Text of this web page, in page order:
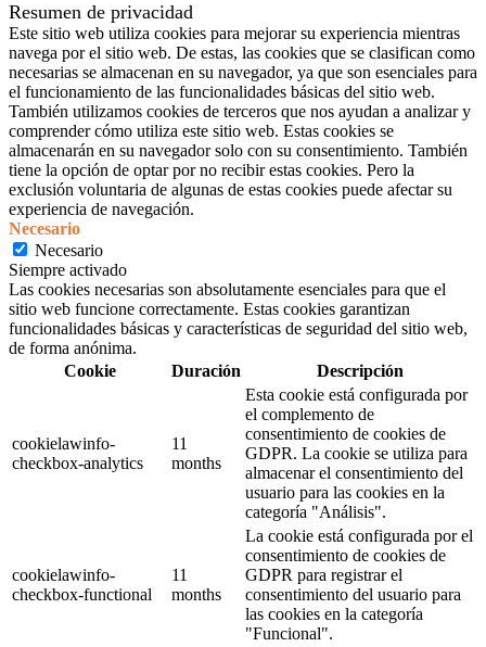
Resumen de privacidad
Este sitio web utiliza cookies para mejorar su experiencia mientras
navega por el sitio web. De estas, las cookies que se clasifican como
necesarias se almacenan en su navegador, ya que son esenciales para
el funcionamiento de las funcionalidades básicas del sitio web.
También utilizamos cookies de terceros que nos ayudan a analizar y
comprender cómo utiliza este sitio web. Estas cookies se
almacenarán en su navegador solo con su consentimiento. También
tiene la opción de optar por no recibir estas cookies. Pero la
exclusión voluntaria de algunas de estas cookies puede afectar su
experiencia de navegación.
Necesario
Necesario
Siempre activado
Las cookies necesarias son absolutamente esenciales para que el
sitio web funcione correctamente. Estas cookies garantizan
funcionalidades básicas y características de seguridad del sitio web,
de forma anónima.
Cookie
Duración Descripción
cookielawinfo-
checkbox-analytics
11
months
Esta cookie está configurada por
el complemento de
consentimiento de cookies de
GDPR. La cookie se utiliza para
almacenar el consentimiento del
usuario para las cookies en la
categoría "Análisis".
cookielawinfo-
checkbox-functional
11
months
La cookie está configurada por el
consentimiento de cookies de
GDPR para registrar el
consentimiento del usuario para
las cookies en la categoría
"Funcional".